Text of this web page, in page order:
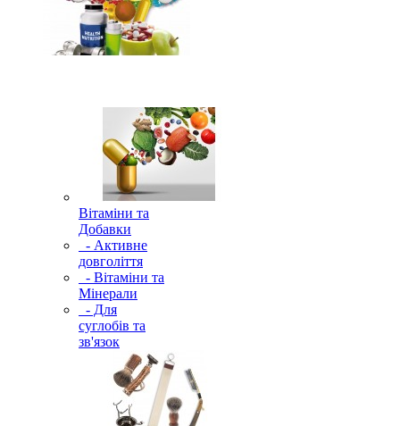
Вітаміни та
Добавки
- Активне
довголіття
- Вітаміни та
Мінерали
- Для
суглобів та
зв'язок